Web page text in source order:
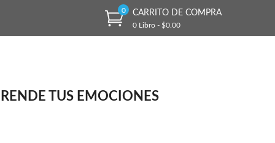
CARRITO DE COMPRA
0 Libro - $0.00
0
TUS EMOCIONES